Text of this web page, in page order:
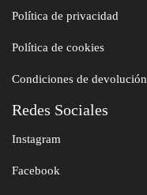
Política de privacidad
Política de cookies
Condiciones de devolución
Redes Sociales
Instagram
Facebook